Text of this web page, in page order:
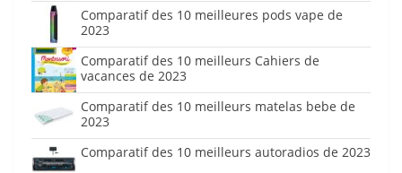
Comparatif des 10 meilleures pods vape de
2023
Comparatif des 10 meilleurs Cahiers de
vacances de 2023
Comparatif des 10 meilleurs matelas bebe de
2023
Comparatif des 10 meilleurs autoradios de 2023